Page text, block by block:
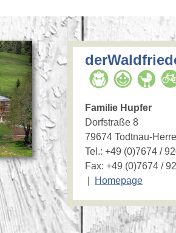
Familie Hupfer
Dorfstraße 8
79674 Todtnau-
Tel.: +49 (0)7674 /
Fax: +49 (0)7674 /
Homepage